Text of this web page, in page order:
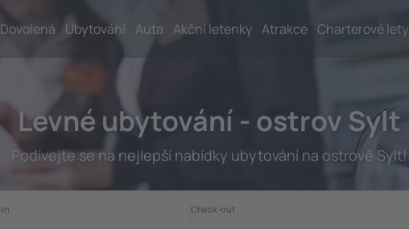
Dovolená Ubytování Auta Akční letenky Atrakce Charterové lety
Levné ubytování - ostrov Sylt
Podívejte se na nejlepší nabídky ubytování na ostrově Sylt!